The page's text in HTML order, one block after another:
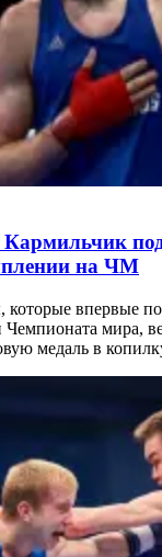
на ЧМ
которые впервые
Чемпионата мира,
медаль в